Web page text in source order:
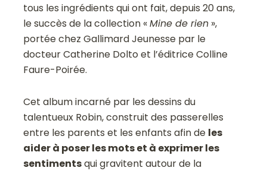
tous les ingrédients qui ont fait, depuis 20 ans,
le succès de la collection «Mine de rien »,
portée chez Gallimard Jeunesse par le
docteur Catherine Dolto et l’éditrice Colline
Faure-Poirée.
Cet album incarné par les dessins du
talentueux Robin, construit des passerelles
entre les parents et les enfants afin de les
aider à poser les mots et à exprimer les
sentimentsqui gravitent autour de la